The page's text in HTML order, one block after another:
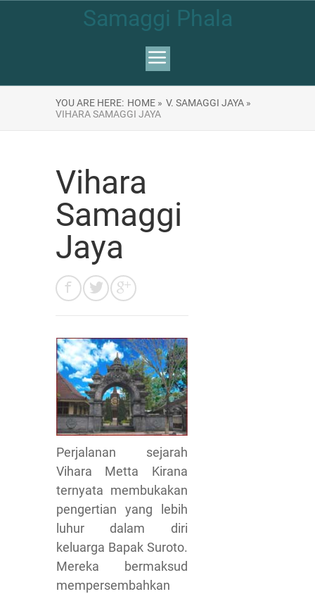
Samaggi Phala
YOU ARE HERE: HOME » V. SAMAGGI JAYA »
VIHARA SAMAGGI JAYA
Vihara
Samaggi
Jaya
Perjalanan sejarah
Vihara Metta Kirana
ternyata membukakan
pengertian yang lebih
luhur dalam diri
keluarga Bapak Suroto.
Mereka bermaksud
mempersembahkan